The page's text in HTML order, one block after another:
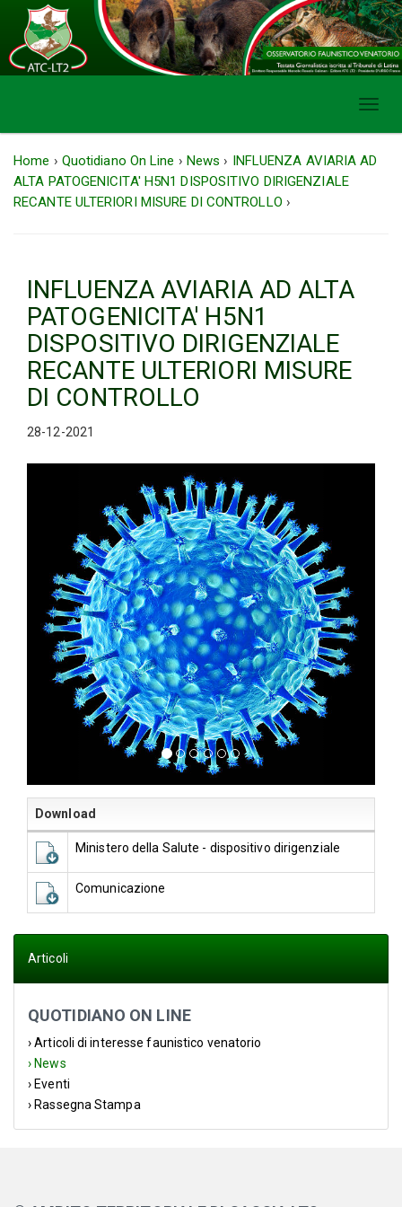
Home › Quotidiano On Line › News › INFLUENZA AVIARIA AD
ALTA PATOGENICITA' H5N1 DISPOSITIVO DIRIGENZIALE
RECANTE ULTERIORI MISURE DI CONTROLLO ›
INFLUENZA AVIARIA AD ALTA
PATOGENICITA' H5N1
DISPOSITIVO DIRIGENZIALE
RECANTE ULTERIORI MISURE
DI CONTROLLO
28-12-2021
Download
Ministero della Salute - dispositivo dirigenziale
Comunicazione
Articoli
QUOTIDIANO ON LINE
› Articoli di interesse faunistico venatorio
› News
› Eventi
› Rassegna Stampa